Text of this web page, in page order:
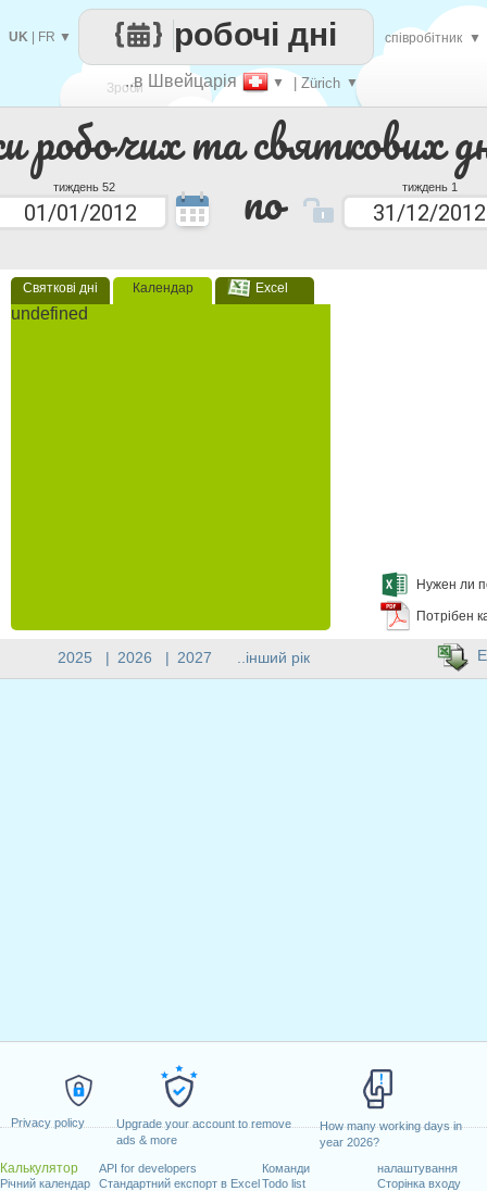
Privacy policy
Upgrade your account to remove
ads & more
How many working days in
year 2026?
Калькулятор
Річний календар
API for developers
Стандартний експорт в Excel
Команди
Todo list
налаштування
Сторінка входу
робочих та святкових
тиждень 52 по тиждень 1
Святкові дні Календар Excel
undefined
Нужен ли
Потрібен
Зроби
кожен
..в Швейцарія ▼ | Zürich ▼
робочі дні
UK FR ▼ співробітник ▼
2025 | 2026 | 2027 ..інший рік